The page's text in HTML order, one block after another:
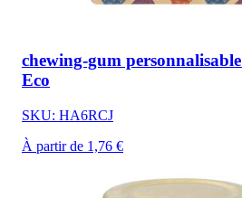
chewing-gum
Eco
SKU: HA6RCJ
À partir de 1,76 €